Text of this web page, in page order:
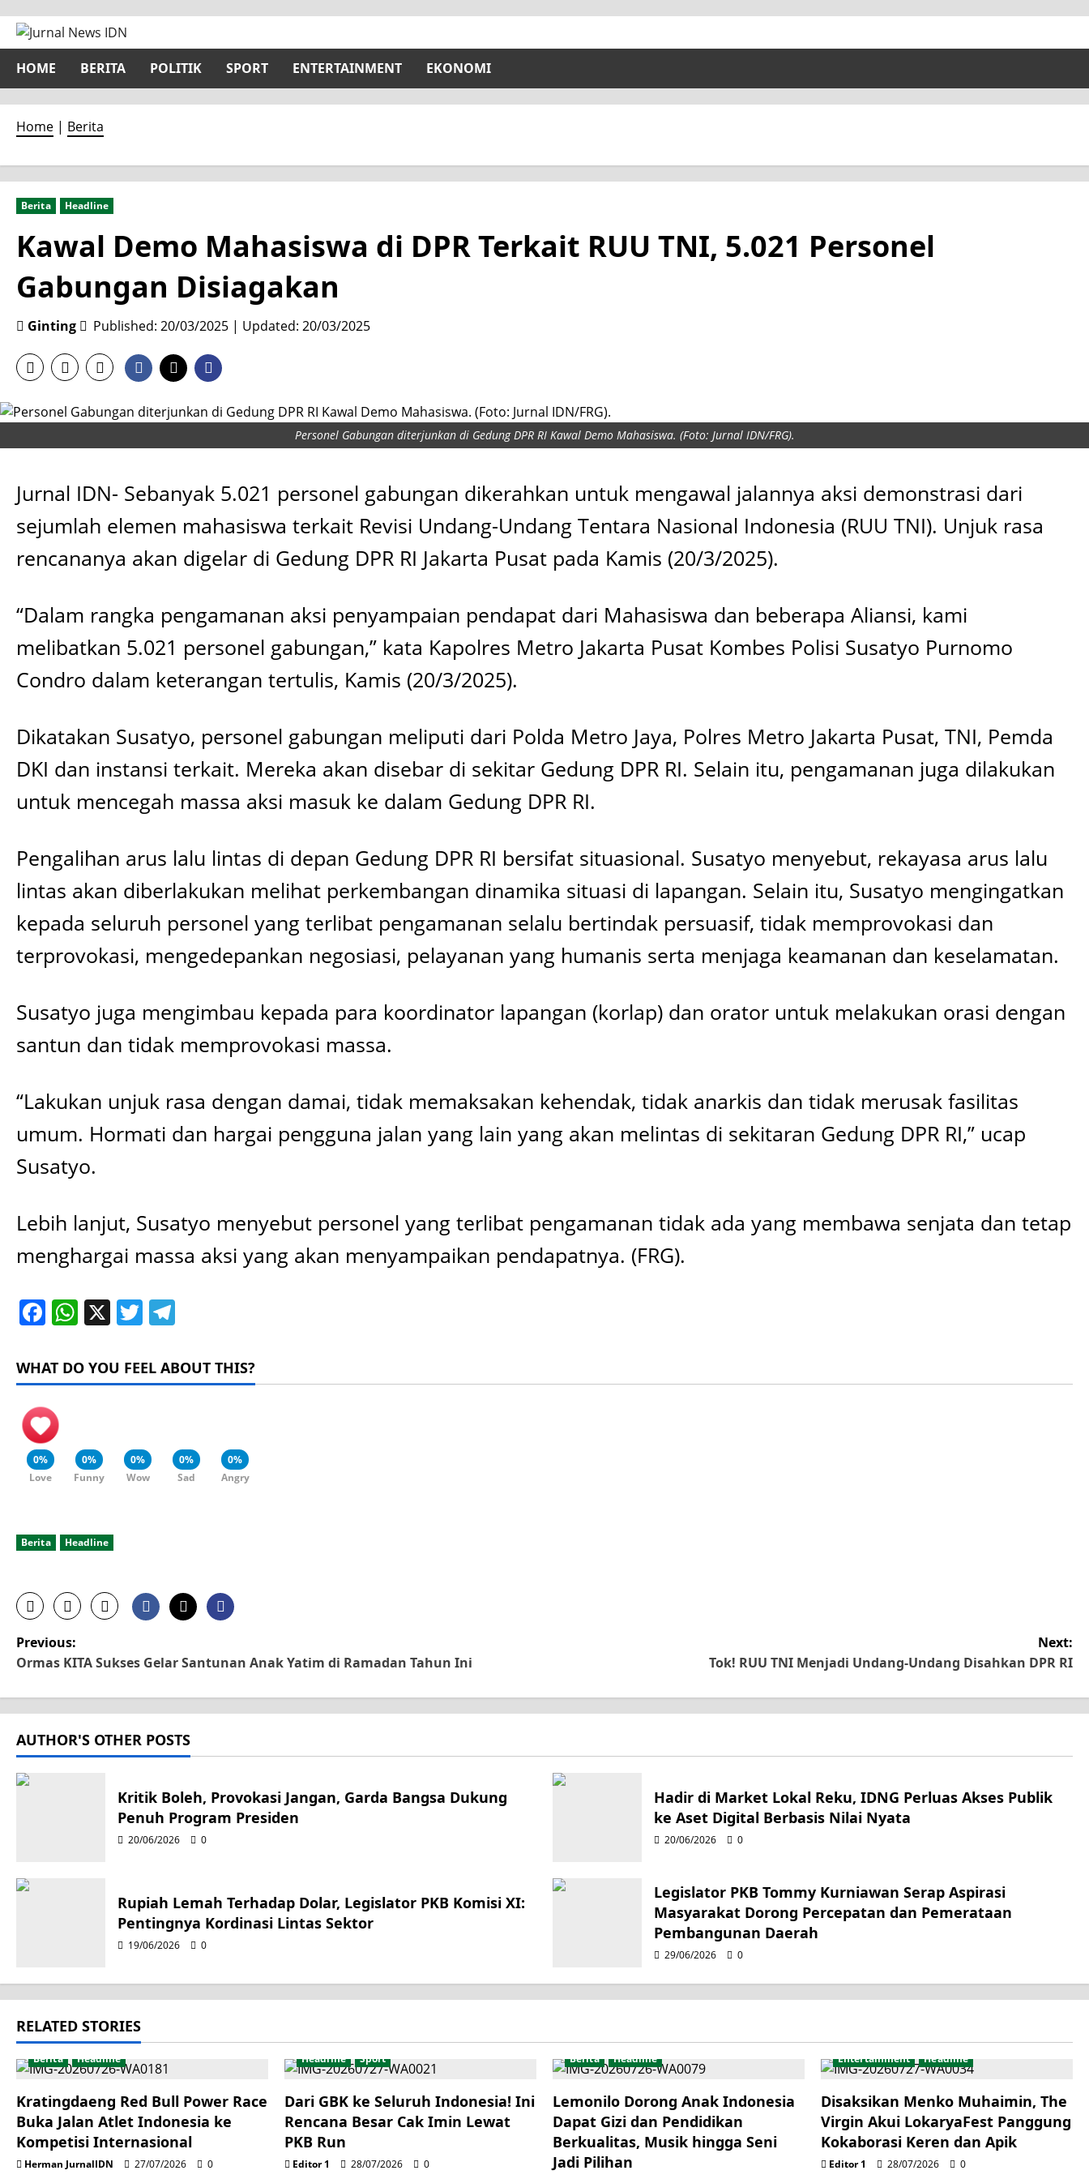
Skip
to
content
HOME BERITA POLITIK SPORT ENTERTAINMENT EKONOMI
Home | Berita
Berita Headline
Kawal Demo Mahasiswa di DPR Terkait RUU TNI, 5.021 Personel
Gabungan Disiagakan
Ginting Published: 20/03/2025 | Updated: 20/03/2025
Personel Gabungan diterjunkan di Gedung DPR RI Kawal Demo Mahasiswa. (Foto: Jurnal IDN/FRG).
Jurnal IDN- Sebanyak 5.021 personel gabungan dikerahkan untuk mengawal jalannya aksi demonstrasi dari
sejumlah elemen mahasiswa terkait Revisi Undang-Undang Tentara Nasional Indonesia (RUU TNI). Unjuk rasa
rencananya akan digelar di Gedung DPR RI Jakarta Pusat pada Kamis (20/3/2025).
“Dalam rangka pengamanan aksi penyampaian pendapat dari Mahasiswa dan beberapa Aliansi, kami
melibatkan 5.021 personel gabungan,” kata Kapolres Metro Jakarta Pusat Kombes Polisi Susatyo Purnomo
Condro dalam keterangan tertulis, Kamis (20/3/2025).
Dikatakan Susatyo, personel gabungan meliputi dari Polda Metro Jaya, Polres Metro Jakarta Pusat, TNI, Pemda
DKI dan instansi terkait. Mereka akan disebar di sekitar Gedung DPR RI. Selain itu, pengamanan juga dilakukan
untuk mencegah massa aksi masuk ke dalam Gedung DPR RI.
Pengalihan arus lalu lintas di depan Gedung DPR RI bersifat situasional. Susatyo menyebut, rekayasa arus lalu
lintas akan diberlakukan melihat perkembangan dinamika situasi di lapangan. Selain itu, Susatyo mengingatkan
kepada seluruh personel yang terlibat pengamanan selalu bertindak persuasif, tidak memprovokasi dan
terprovokasi, mengedepankan negosiasi, pelayanan yang humanis serta menjaga keamanan dan keselamatan.
Susatyo juga mengimbau kepada para koordinator lapangan (korlap) dan orator untuk melakukan orasi dengan
santun dan tidak memprovokasi massa.
“Lakukan unjuk rasa dengan damai, tidak memaksakan kehendak, tidak anarkis dan tidak merusak fasilitas
umum. Hormati dan hargai pengguna jalan yang lain yang akan melintas di sekitaran Gedung DPR RI,” ucap
Susatyo.
Lebih lanjut, Susatyo menyebut personel yang terlibat pengamanan tidak ada yang membawa senjata dan tetap
menghargai massa aksi yang akan menyampaikan pendapatnya. (FRG).
Facebook
WhatsApp
X Twitter
WHAT DO YOU FEEL ABOUT THIS?
0%
Love
0%
Funny
0%
Wow
0%
Sad
0%
Angry
Berita Headline
P
s
t
n
i
t
i
o
n
Previous:
Ormas KITA Sukses Gelar Santunan Anak Yatim di Ramadan Tahun Ini
Next:
Tok! RUU TNI Menjadi Undang-Undang Disahkan DPR RI
AUTHOR'S OTHER POSTS
Kritik Boleh, Provokasi Jangan, Garda Bangsa Dukung
Penuh Program Presiden
20/06/2026 0
Hadir di Market Lokal Reku, IDNG Perluas Akses Publik
ke Aset Digital Berbasis Nilai Nyata
20/06/2026 0
Rupiah Lemah Terhadap Dolar, Legislator PKB Komisi XI:
Pentingnya Kordinasi Lintas Sektor
19/06/2026 0
Legislator PKB Tommy Kurniawan Serap Aspirasi
Masyarakat Dorong Percepatan dan Pemerataan
Pembangunan Daerah
29/06/2026 0
RELATED STORIES
Berita Headline
Kratingdaeng Red Bull Power Race
Buka Jalan Atlet Indonesia ke
Kompetisi Internasional
Herman JurnalIDN 27/07/2026 0
Headline Sport
Dari GBK ke Seluruh Indonesia! Ini
Rencana Besar Cak Imin Lewat
PKB Run
Editor 1 28/07/2026 0
Berita Headline
Lemonilo Dorong Anak Indonesia
Dapat Gizi dan Pendidikan
Berkualitas, Musik hingga Seni
Jadi Pilihan
Entertainment Headline
Disaksikan Menko Muhaimin, The
Virgin Akui LokaryaFest Panggung
Kokaborasi Keren dan Apik
Editor 1 28/07/2026 0